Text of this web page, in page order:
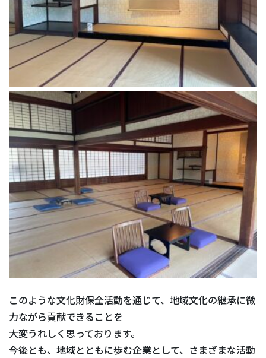
このような文化財保全活動を通じて、地域文化の継承に微
力ながら貢献できることを
大変うれしく思っております。
今後とも、地域とともに歩む企業として、さまざまな活動